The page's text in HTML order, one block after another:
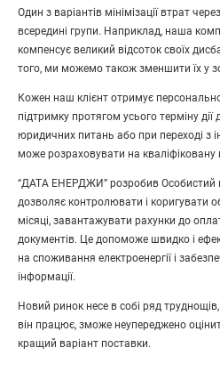
Один з варіантів мінімізації втрат
всередині групи. Наприклад, наша
компенсує великий відсоток своїх
того, ми можемо також зменшити їх у
Кожен наш клієнт отримує
підтримку протягом усього терміну
юридичних питань або при переході з
може розраховувати на
“ДАТА ЕНЕРДЖИ” розробив Особистий
дозволяє контролювати і коригувати
місяці, завантажувати рахунки до
документів. Це допоможе швидко і
на споживання електроенергії і
інформації.
Новий ринок несе в собі ряд
він працює, зможе неупереджено
кращий варіант поставки.